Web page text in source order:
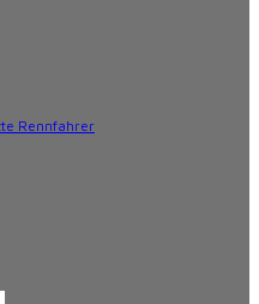
Rennfahrer